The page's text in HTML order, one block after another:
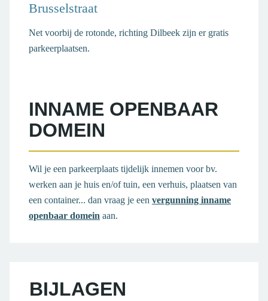
Brusselstraat
Net voorbij de rotonde, richting Dilbeek zijn er gratis
parkeerplaatsen.
INNAME OPENBAAR
DOMEIN
Wil je een parkeerplaats tijdelijk innemen voor bv.
werken aan je huis en/of tuin, een verhuis, plaatsen van
een container... dan vraag je een vergunning inname
openbaar domein aan.
BIJLAGEN